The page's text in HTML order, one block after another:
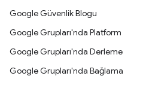
Google Güvenlik Blogu
Google Grupları'nda Platform
Google Grupları'nda Derleme
Google Grupları'nda Bağlama